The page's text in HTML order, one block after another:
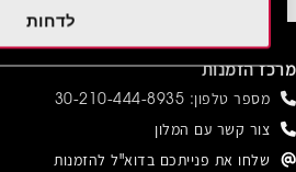
לדחות
מרכז הזמנות
מספר טלפון: 30-210-444-8935
צור קשר עם המלון
שלחו את פנייתכם בדוא"ל להזמנות